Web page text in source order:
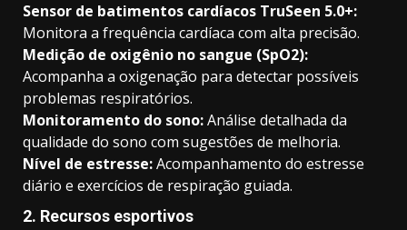
Sensor de batimentos cardíacos TruSeen 5.0+:
Monitora a frequência cardíaca com alta precisão.
Medição de oxigênio no sangue (SpO2):
Acompanha a oxigenação para detectar possíveis
problemas respiratórios.
Monitoramento do sono:Análise detalhada da
qualidade do sono com sugestões de melhoria.
Nível de estresse:Acompanhamento do estresse
diário e exercícios de respiração guiada.
2. Recursos esportivos